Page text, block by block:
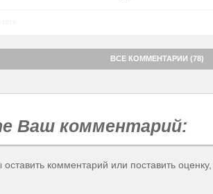
ВСЕ КОММЕНТАРИИ (78)
Ваш комментарий:
оставить комментарий или поставить